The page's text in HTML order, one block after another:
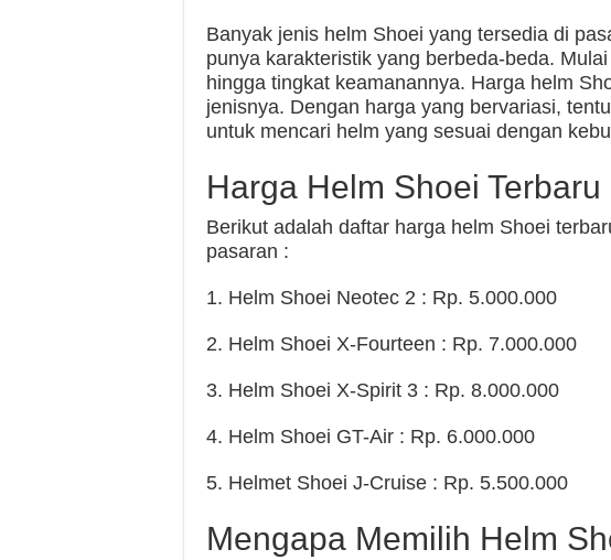
Banyak jenis helm Shoei yang tersedia di
punya karakteristik yang berbeda-beda.
hingga tingkat keamanannya. Harga helm
jenisnya. Dengan harga yang bervariasi,
untuk mencari helm yang sesuai dengan
Harga Helm Shoei Terbaru
Berikut adalah daftar harga helm Shoei
pasaran :
1. Helm Shoei Neotec 2 : Rp. 5.000.000
2. Helm Shoei X-Fourteen : Rp. 7.000.000
3. Helm Shoei X-Spirit 3 : Rp. 8.000.000
4. Helm Shoei GT-Air : Rp. 6.000.000
5. Helmet Shoei J-Cruise : Rp. 5.500.000
Mengapa Memilih Helm